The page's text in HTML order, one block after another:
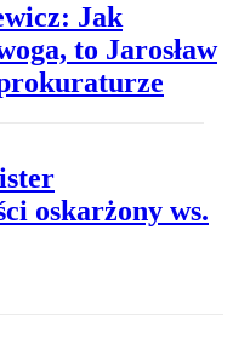
Jak
to Jarosław
oskarżony ws.